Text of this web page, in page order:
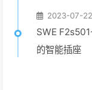
2023-07-22
SWE
的智能插座